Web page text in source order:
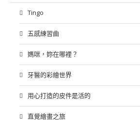
Tingo
五感練習曲
媽咪，妳在哪裡？
牙醫的彩繪世界
用心打造的皮件是活的
直覺繪畫之旅